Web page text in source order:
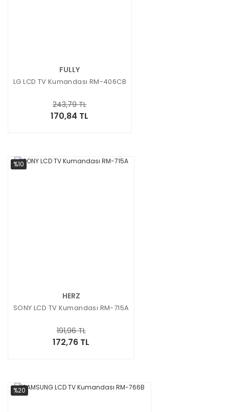
FULLY
LG LCD TV Kumandası RM-406CB
170,84 TL
243,79 TL
%10
HERZ
SONY LCD TV Kumandası RM-715A
172,76 TL
191,96 TL
%20